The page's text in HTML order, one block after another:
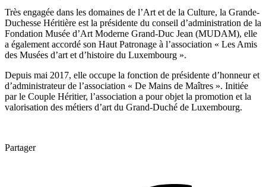
Très engagée dans les domaines de l’Art et de la Culture, la Grande-
Duchesse Héritière est la présidente du conseil d’administration de la
Fondation Musée d’Art Moderne Grand-Duc Jean (MUDAM), elle
a également accordé son Haut Patronage à l’association « Les Amis
des Musées d’art et d’histoire du Luxembourg ».
Depuis mai 2017, elle occupe la fonction de présidente d’honneur et
d’administrateur de l’association « De Mains de Maîtres ». Initiée
par le Couple Héritier, l’association a pour objet la promotion et la
valorisation des métiers d’art du Grand-Duché de Luxembourg.
Partager